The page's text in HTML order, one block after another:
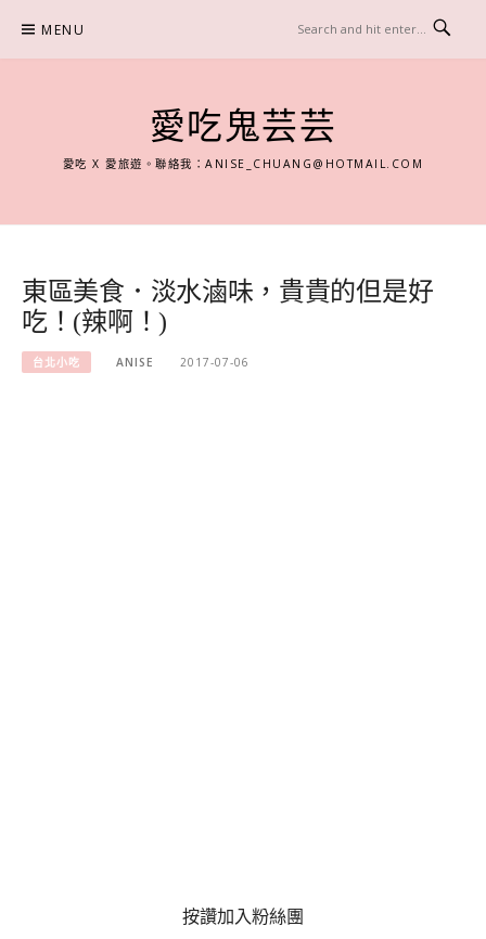
content
MENU
愛吃鬼芸芸
愛吃 X 愛旅遊。聯絡我：ANISE_CHUANG@HOTMAIL.COM
東區美食．淡水滷味，貴貴的但是好
吃！(辣啊！)
台北小吃 ANISE 2017-07-06
按讚加入粉絲團